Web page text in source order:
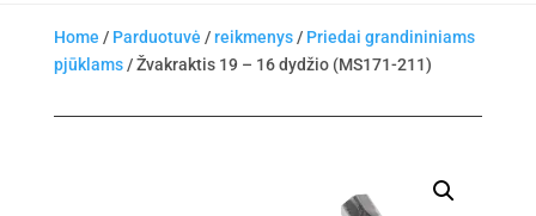
Home / Parduotuvė /reikmenys/ Priedai grandininiams
pjūklams/ Žvakraktis 19 – 16 dydžio (MS171-211)